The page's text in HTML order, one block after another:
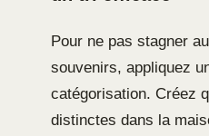
Pour ne pas stagner
souvenirs, appliquez
catégorisation. Créez
distinctes dans la